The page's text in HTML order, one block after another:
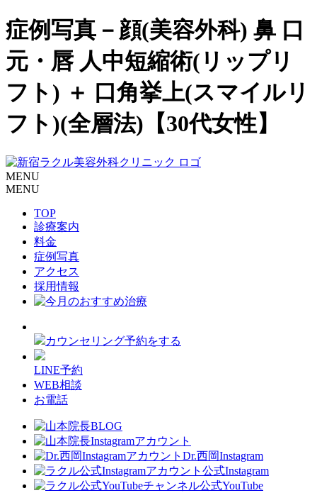
症例写真－顔(美容外科) 鼻 口
元・唇 人中短縮術(リップリ
フト) ＋ 口角挙上(スマイルリ
フト)(全層法)【30代女性】
MENU
MENU
TOP
診療案内
料金
症例写真
アクセス
採用情報
カウンセリング予約をする
LINE予約
WEB相談
お電話
Dr.西岡Instagram
公式Instagram
公式YouTube